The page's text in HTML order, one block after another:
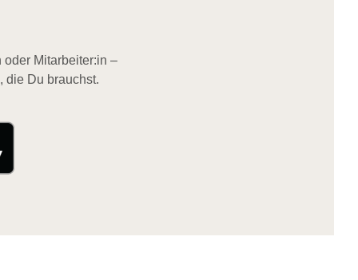
Mitarbeiter:in –
die Du brauchst.